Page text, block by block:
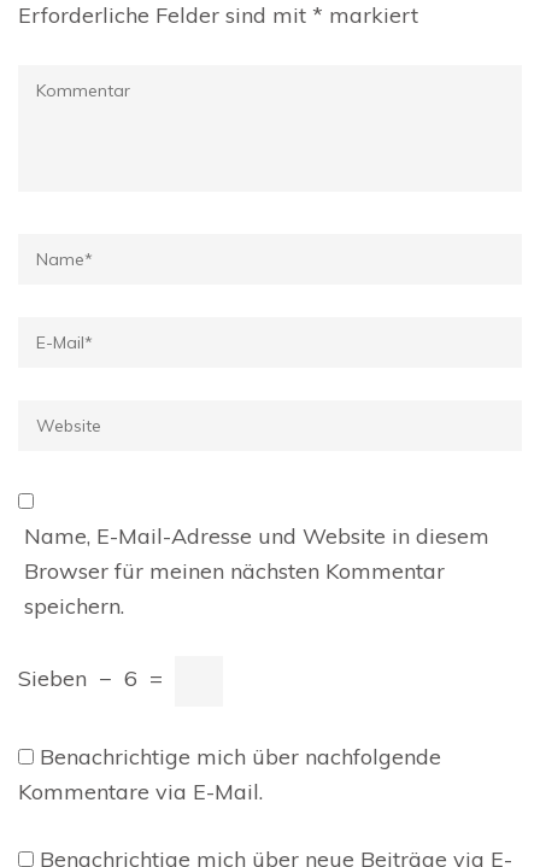
Erforderliche Felder sind mit * markiert
Kommentar
Name*
E-
Website
Name, E-Mail-Adresse und Website in diesem
Browser für meinen nächsten Kommentar
speichern.
Sieben − 6 =
Benachrichtige mich über nachfolgende
Kommentare via E-Mail.
Benachrichtige mich über neue Beiträge via E-